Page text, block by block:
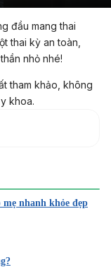
đầu mang thai
thai kỳ an toàn,
nhỏ nhé!
tham khảo, không
khoa.
Pregnant
you-cant-do-
nhanh khỏe đẹp